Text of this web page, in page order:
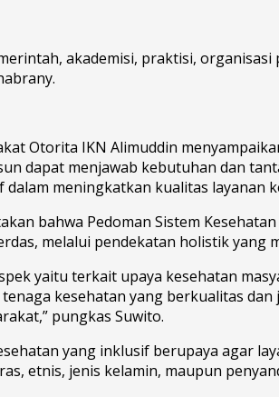
akademisi, praktisi,
Otorita IKN Alimuddin
dapat menjawab kebutuhan dan
meningkatkan kualitas layanan
bahwa Pedoman Sistem
melalui pendekatan holistik yang
yaitu terkait upaya kesehatan
kesehatan yang berkualitas
pungkas Suwito.
yang inklusif berupaya agar
etnis, jenis kelamin, maupun